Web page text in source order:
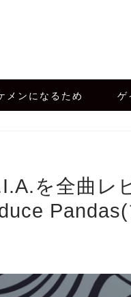
メンになるため ゲ
を全曲レ